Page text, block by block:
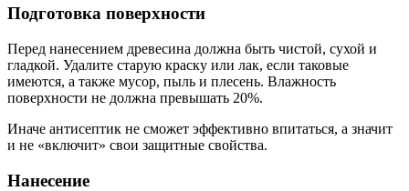
Подготовка поверхности
Перед нанесением древесина должна быть чистой, сухой и
гладкой. Удалите старую краску или лак, если таковые
имеются, а также мусор, пыль и плесень. Влажность
поверхности не должна превышать 20%.
Иначе антисептик не сможет эффективно впитаться, а значит
и не «включит» свои защитные свойства.
Нанесение